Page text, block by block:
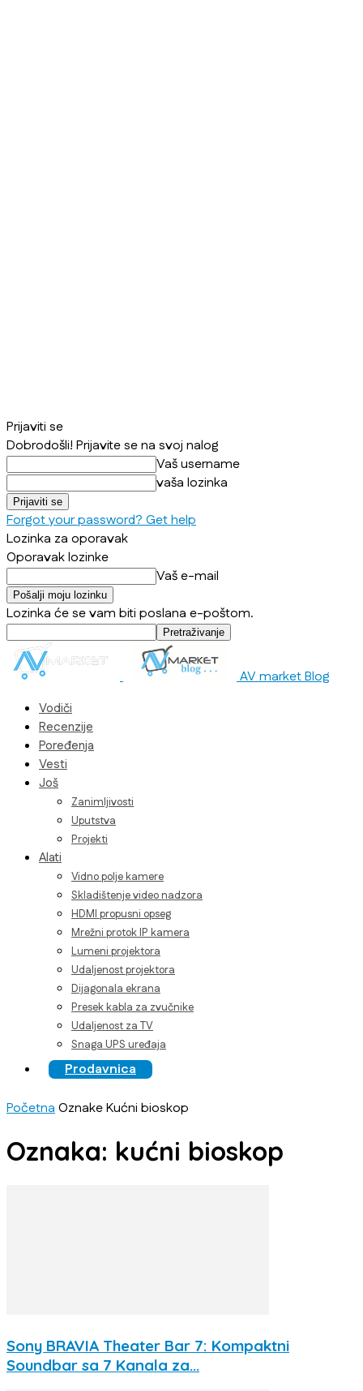
Prijaviti se
Dobrodošli! Prijavite se na svoj nalog
Vaš username
vaša lozinka
Forgot your password? Get help
Lozinka za oporavak
Oporavak lozinke
Vaš e-mail
Lozinka će se vam biti poslana e-poštom.
AV market Blog
Vodiči
Recenzije
Poređenja
Vesti
Još
Zanimljivosti
Uputstva
Projekti
Alati
Vidno polje kamere
Skladištenje video nadzora
HDMI propusni opseg
Mrežni protok IP kamera
Lumeni projektora
Udaljenost projektora
Dijagonala ekrana
Presek kabla za zvučnike
Udaljenost za TV
Snaga UPS uređaja
Prodavnica
PočetnaOznakeKućni bioskop
Oznaka: kućni bioskop
Sony BRAVIA Theater Bar 7: Kompaktni
Soundbar sa 7 Kanala za...